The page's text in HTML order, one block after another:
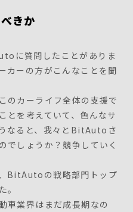
きか
に質問したことがありま
カーの方がこんなことを聞
のカーライフ全体の支援で
とを考えていて、色んなサ
なると、我々とBitAutoさ
でしょうか？競争していく
BitAutoの戦略部門トップ
。
車業界はまだ成長期なの